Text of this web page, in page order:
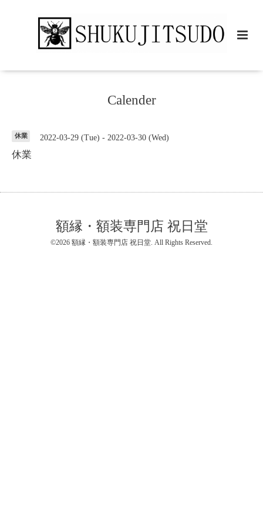
Calender
休業 2022-03-29 (Tue) - 2022-03-30 (Wed)
休業
額縁・額装専門店 祝日堂
©2026 額縁・額装専門店 祝日堂 . All Rights Reserved.